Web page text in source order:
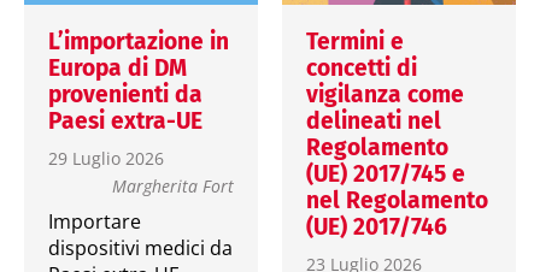
L’importazione in
Europa di DM
provenienti da
Paesi extra-UE
29 Luglio 2026
Margherita Fort
Importare
dispositivi medici da
Termini e
concetti di
vigilanza come
delineati nel
Regolamento
(UE) 2017/745 e
nel Regolamento
(UE) 2017/746
23 Luglio 2026